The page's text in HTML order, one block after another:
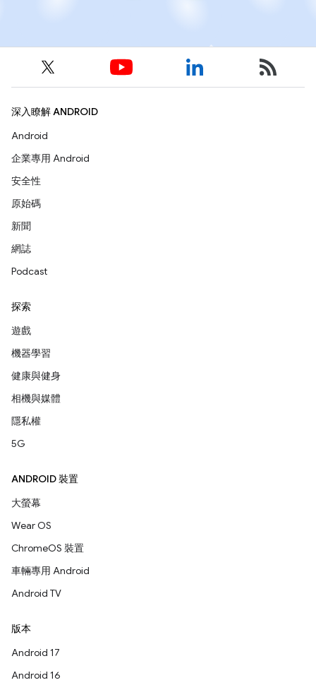
深入瞭解 ANDROID
Android
企業專用 Android
安全性
原始碼
新聞
網誌
Podcast
探索
遊戲
機器學習
健康與健身
相機與媒體
隱私權
5G
ANDROID 裝置
大螢幕
Wear OS
ChromeOS 裝置
車輛專用 Android
Android TV
版本
Android 17
Android 16